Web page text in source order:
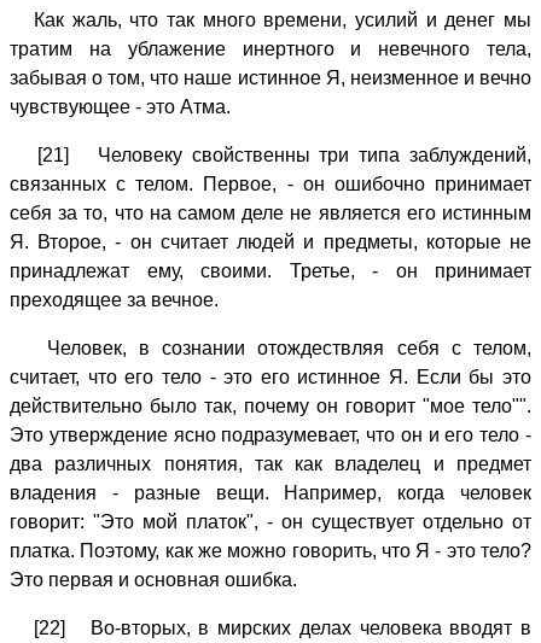
Как жаль, что так много времени, усилий и денег мы
тратим на ублажение инертного и невечного тела,
забывая о том, что наше истинное Я, неизменное и вечно
чувствующее - это Атма.
[21] Человеку свойственны три типа заблуждений,
связанных с телом. Первое, - он ошибочно принимает
себя за то, что на самом деле не является его истинным
Я. Второе, - он считает людей и предметы, которые не
принадлежат ему, своими. Третье, - он принимает
преходящее за вечное.
Человек, в сознании отождествляя себя с телом,
считает, что его тело - это его истинное Я. Если бы это
действительно было так, почему он говорит "мое тело"".
Это утверждение ясно подразумевает, что он и его тело -
два различных понятия, так как владелец и предмет
владения - разные вещи. Например, когда человек
говорит: "Это мой платок", - он существует отдельно от
платка. Поэтому, как же можно говорить, что Я - это тело?
Это первая и основная ошибка.
[22] Во-вторых, в мирских делах человека вводят в